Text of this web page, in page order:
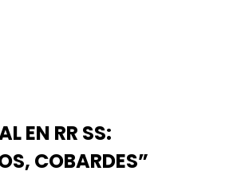
EN RR SS:
COBARDES”